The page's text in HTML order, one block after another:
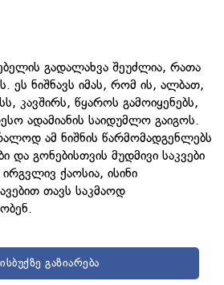
გადალახვა შეუძლია, რათა
ეს ნიშნავს იმას, რომ ის, ალბათ,
კავშირს, წყაროს გამოიყენებს,
ადამიანის საიდუმლო გაიგოს.
ამ ნიშნის წარმომადგენლებს
და გონებისთვის მუდმივი საკვები
ქაოსია, ისინი
თავს საკმაოდ
გაზიარება